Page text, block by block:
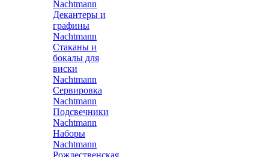
Nachtmann
Декантеры и
графины
Nachtmann
Стаканы и
бокалы для
виски
Nachtmann
Сервировка
Nachtmann
Подсвечники
Nachtmann
Наборы
Nachtmann
Рождественская